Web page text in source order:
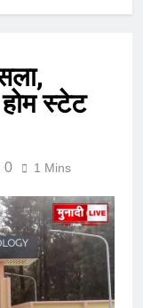
स्टेट
0 1 Mins